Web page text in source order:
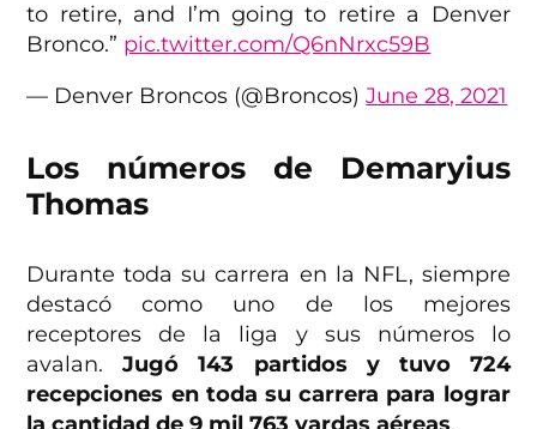
to retire, and I’m going to retire a Denver
Bronco.” pic.twitter.com/Q6nNrxc59B
— Denver Broncos (@Broncos)June 28, 2021
Los números de Demaryius
Thomas
Durante toda su carrera en la NFL, siempre
destacó como uno de los mejores
receptores de la liga y sus números lo
avalan.Jugó 143 partidos y tuvo 724
recepciones en toda su carrera para lograr